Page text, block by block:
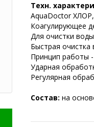
Техн.
AquaDoctor
Коагулирующее
Для очистки
Быстрая очистка
Принцип работы
Ударная
Регулярная
Состав: на